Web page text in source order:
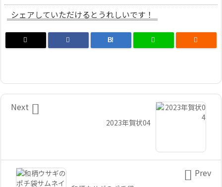
シェアしていただけるとうれしいです！
B! 
2023年賀状04

Next
 Prev